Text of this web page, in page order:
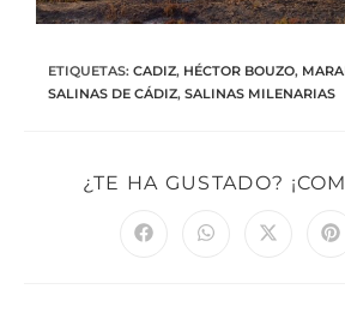
ETIQUETAS: CADIZ, HÉCTOR BOUZO,
SALINAS DE CÁDIZ, SALINAS MILENARIAS
¿TE HA GUSTADO?